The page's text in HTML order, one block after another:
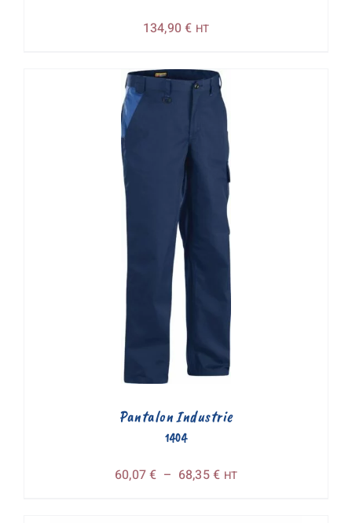
134,90€ HT
1404
Pantalon Industrie
60,07€ – 68,35€Plage
HT